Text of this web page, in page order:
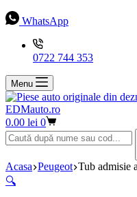
WhatsApp
0722 744 353
Menu
EDMauto.ro
Coș
de
cumpărături
0.00 lei 0
Niciun
rezultat
Acasa Peugeot Tub admisie
🔍